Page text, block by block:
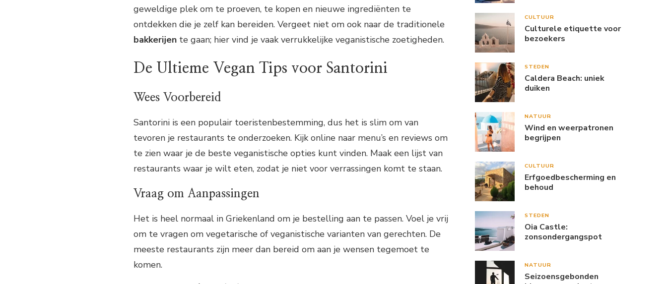
geweldige plek om te proeven, te kopen en nieuwe ingrediënten te
ontdekken die je zelf kan bereiden. Vergeet niet om ook naar de traditionele
bakkerijen te gaan; hier vind je vaak verrukkelijke veganistische zoetigheden.
De Ultieme Vegan Tips voor Santorini
Wees Voorbereid
Santorini is een populair toeristenbestemming, dus het is slim om van
tevoren je restaurants te onderzoeken. Kijk online naar menu’s en reviews om
te zien waar je de beste veganistische opties kunt vinden. Maak een lijst van
restaurants waar je wilt eten, zodat je niet voor verrassingen komt te staan.
Vraag om Aanpassingen
Het is heel normaal in Griekenland om je bestelling aan te passen. Voel je vrij
om te vragen om vegetarische of veganistische varianten van gerechten. De
meeste restaurants zijn meer dan bereid om aan je wensen tegemoet te
komen.
CULTUUR
Culturele etiquette voor
bezoekers
STEDEN
Caldera Beach: uniek
duiken
NATUUR
Wind en weerpatronen
begrijpen
CULTUUR
Erfgoedbescherming en
behoud
STEDEN
Oia Castle:
zonsondergangspot
NATUUR
Seizoensgebonden